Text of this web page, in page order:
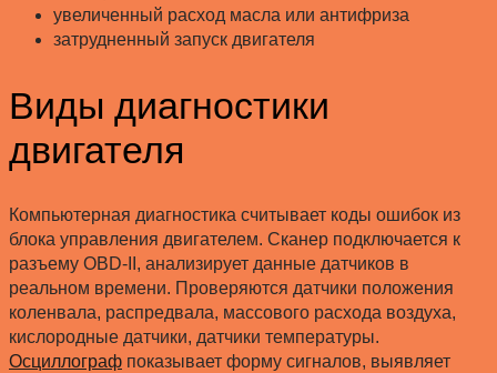
увеличенный расход масла или антифриза
затрудненный запуск двигателя
Виды диагностики
двигателя
Компьютерная диагностика считывает коды ошибок из
блока управления двигателем. Сканер подключается к
разъему OBD-II, анализирует данные датчиков в
реальном времени. Проверяются датчики положения
коленвала, распредвала, массового расхода воздуха,
кислородные датчики, датчики температуры.
Осциллограф показывает форму сигналов, выявляет